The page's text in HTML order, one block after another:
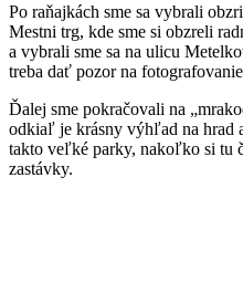
Po raňajkách sme sa vybrali
Mestni trg, kde sme si obzreli
a vybrali sme sa na ulicu
treba dať pozor na
Ďalej sme pokračovali na
odkiaľ je krásny výhľad na hrad
takto veľké parky, nakoľko si tu
zastávky.